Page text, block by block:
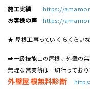
施工実績
https://
お客様の声
https://
★ 屋根工事っていくらくらい
➡一級技能士の屋根、外壁の無
無理な営業等は一切行っており
外壁屋根無料診断